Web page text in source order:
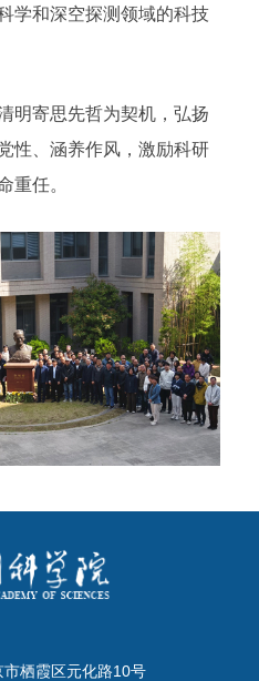
学和深空探测领域的科技
明寄思先哲为契机，弘扬
性、涵养作风，激励科研
重任。
栖霞区元化路10号